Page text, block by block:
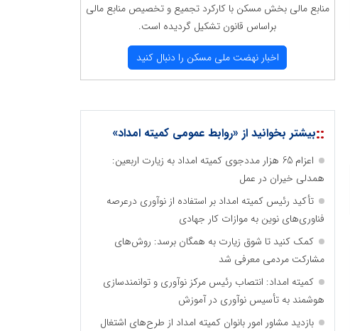
منابع مالی بخش مسكن با كاركرد تجمیع و تخصیص منابع مالی
براساس قانون تشكیل گردیده است.
اخبار نهضت ملی مسكن را دنبال كنید
::بیشتر بخوانید از «روابط عمومی کمیته امداد»
اعزام 65 هزار مددجوی کمیته امداد به زیارت اربعین:
همدلی خیران در عمل
تأکید رئیس کمیته امداد بر استفاده از نوآوری درعرصه
فناوری‌های نوین به موازات کار جهادی
کمک کنید تا شوق زیارت به همگان برسد: روش‌های
مشارکت مردمی معرفی شد
کمیته امداد: انتصاب رئیس مرکز نوآوری و توانمندسازی
هوشمند به تأسیس نوآوری در آموزش
بازدید مشاور امور بانوان کمیته امداد از طرح‌های اشتغال